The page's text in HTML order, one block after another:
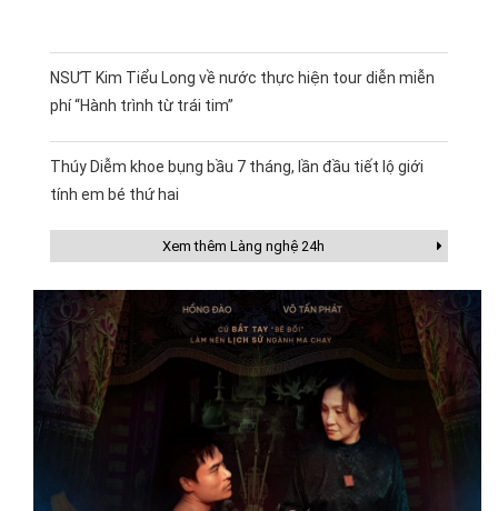
NSƯT Kim Tiểu Long về nước thực hiện tour diễn miễn
phí “Hành trình từ trái tim”
Thúy Diễm khoe bụng bầu 7 tháng, lần đầu tiết lộ giới
tính em bé thứ hai
Xem thêm Làng nghệ 24h